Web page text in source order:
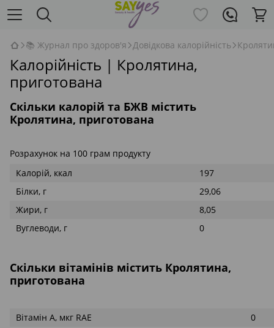
📚 Журнал про здоров'я Довідкова калорійність
Калорійність | Кролятина,
приготована
Скільки калорій та БЖВ містить
Кролятина, приготована
Розрахунок на 100 грам продукту
Калорій, ккал
197
Білки, г
29,06
Жири, г
8,05
Вуглеводи, г
0
Скільки вітамінів містить Кролятина,
приготована
Вітамін А, мкг RAE
0